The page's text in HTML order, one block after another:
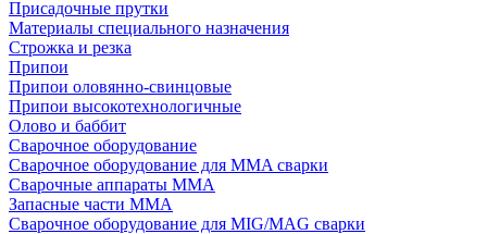
Присадочные прутки
Материалы специального назначения
Строжка и резка
Припои
Припои оловянно-свинцовые
Припои высокотехнологичные
Олово и баббит
Сварочное оборудование
Сварочное оборудование для MMA сварки
Сварочные аппараты MMA
Запасные части MMA
Сварочное оборудование для MIG/MAG сварки